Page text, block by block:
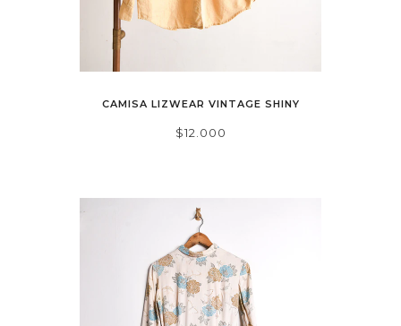
CAMISA LIZWEAR VINTAGE SHINY
$12.000